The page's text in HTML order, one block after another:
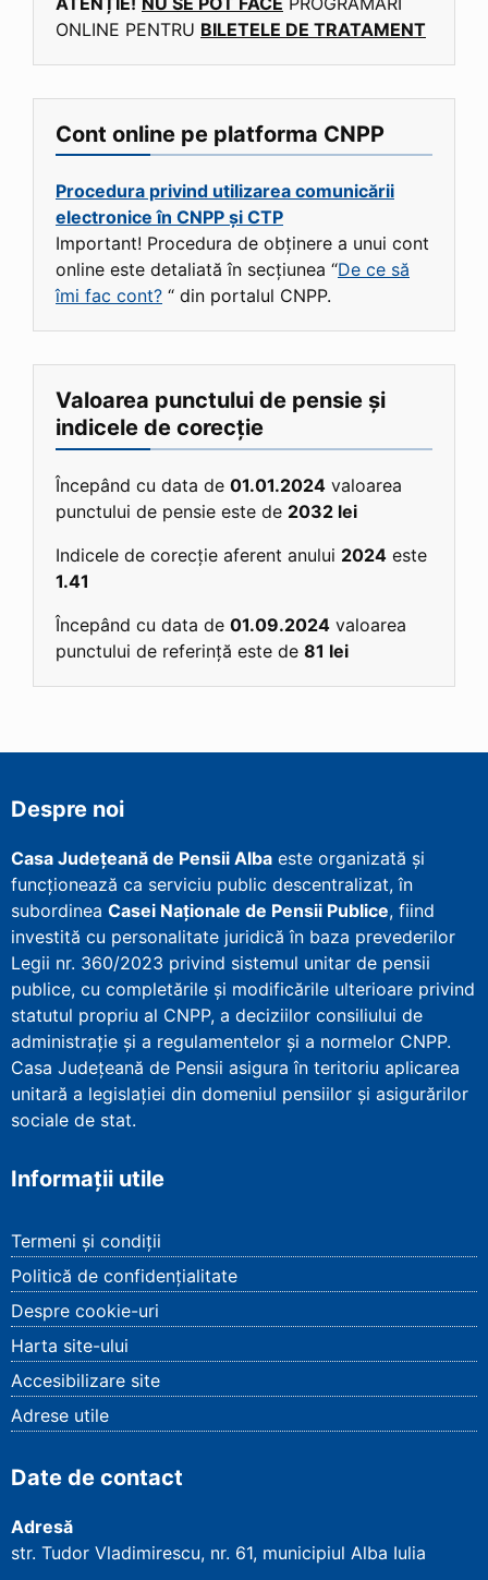
ONLINE PENTRU BILETELE DE TRATAMENT
Cont online pe platforma CNPP
Procedura privind utilizarea comunicării
electronice în CNPP și CTP
Important! Procedura de obținere a unui cont
online este detaliată în secțiunea “De ce să
îmi fac cont? “ din portalul CNPP.
Valoarea punctului de pensie și
indicele de corecție
Începând cu data de 01.01.2024 valoarea
punctului de pensie este de 2032 lei
Indicele de corecție aferent anului 2024 este
1.41
Începând cu data de 01.09.2024 valoarea
punctului de referință este de 81 lei
Despre noi
Casa Județeană de Pensii Alba este organizată și
funcționează ca serviciu public descentralizat, în
subordinea Casei Naționale de Pensii Publice, fiind
investită cu personalitate juridică în baza prevederilor
Legii nr. 360/2023 privind sistemul unitar de pensii
publice, cu completările și modificările ulterioare privind
statutul propriu al CNPP, a deciziilor consiliului de
administrație și a regulamentelor și a normelor CNPP.
Casa Județeană de Pensii asigura în teritoriu aplicarea
unitară a legislației din domeniul pensiilor și asigurărilor
sociale de stat.
Informații utile
Termeni și condiții
Politică de confidențialitate
Despre cookie-uri
Harta site-ului
Accesibilizare site
Adrese utile
Date de contact
Adresă
str. Tudor Vladimirescu, nr. 61, municipiul Alba Iulia